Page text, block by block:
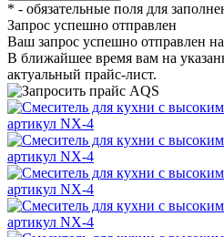
* - обязательные поля для
Запрос успешно отправлен
Ваш запрос успешно отправлен
В ближайшее время вам на
актуальный прайс-лист.